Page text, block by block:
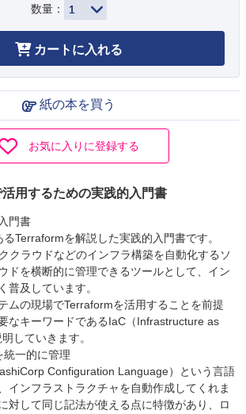
数量：
カートに入れる
紙の本を買う
お気に入りに登録する
用するための実践的入門書
門書
Terraformを解説した実践的入門書です。
クラウドなどのインフラ構築を自動化するソ
ドを横断的に管理できるツールとして、イン
普及しています。
ムの現場でTerraformを活用することを前提
なキーワードであるIaC（Infrastructure as
していきます。
統一的に管理
Configuration Language）という言語
インフラストラクチャを自動作成してくれま
対して同じ記法が使える点に特徴があり、ロ